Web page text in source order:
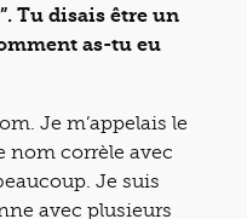
Tu disais être un
as-tu eu
Je m’appelais le
nom corrèle avec
Je suis
avec plusieurs